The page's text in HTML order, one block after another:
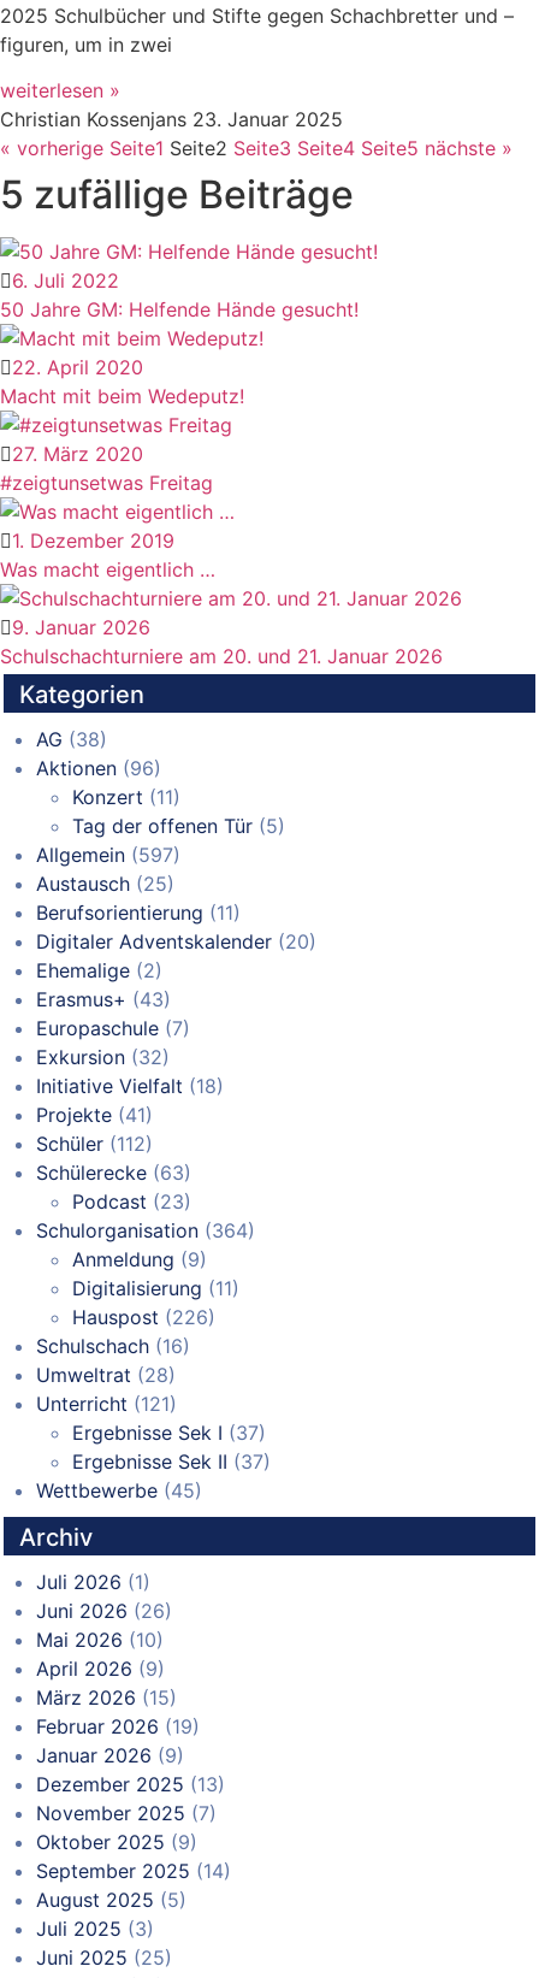
2025 Schulbücher und Stifte gegen Schachbretter und –
figuren, um in zwei
weiterlesen »
Christian Kossenjans 23. Januar 2025
« vorherige Seite1 Seite2 Seite3 Seite4 Seite5 nächste »
5 zufällige Beiträge
6. Juli 2022
50 Jahre GM: Helfende Hände gesucht!
22. April 2020
Macht mit beim Wedeputz!
27. März 2020
#zeigtunsetwas Freitag
1. Dezember 2019
Was macht eigentlich …
9. Januar 2026
Schulschachturniere am 20. und 21. Januar 2026
Kategorien
AG (38)
Aktionen (96)
Konzert (11)
Tag der offenen Tür (5)
Allgemein (597)
Austausch (25)
Berufsorientierung (11)
Digitaler Adventskalender (20)
Ehemalige (2)
Erasmus+ (43)
Europaschule (7)
Exkursion (32)
Initiative Vielfalt (18)
Projekte (41)
Schüler (112)
Schülerecke (63)
Podcast (23)
Schulorganisation (364)
Anmeldung (9)
Digitalisierung (11)
Hauspost (226)
Schulschach (16)
Umweltrat (28)
Unterricht (121)
Ergebnisse Sek I (37)
Ergebnisse Sek II (37)
Wettbewerbe (45)
Archiv
Juli 2026 (1)
Juni 2026 (26)
Mai 2026 (10)
April 2026 (9)
März 2026 (15)
Februar 2026 (19)
Januar 2026 (9)
Dezember 2025 (13)
November 2025 (7)
Oktober 2025 (9)
September 2025 (14)
August 2025 (5)
Juli 2025 (3)
Juni 2025 (25)